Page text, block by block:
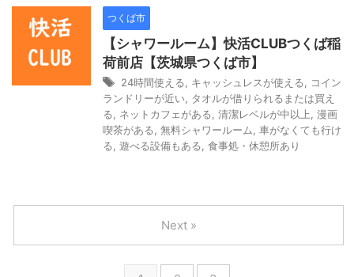
つくば市
【シャワールーム】快活CLUBつくば稲
荷前店【茨城県つくば市】
24時間使える, キャッシュレスが使える, コイン
ランドリーが近い, タオルが借りられるまたは買え
る, ネットカフェがある, 清潔レベルが中以上, 漫画
喫茶がある, 無料シャワールーム, 車がなくても行け
る, 遊べる設備もある, 食事処・休憩所あり
Next »